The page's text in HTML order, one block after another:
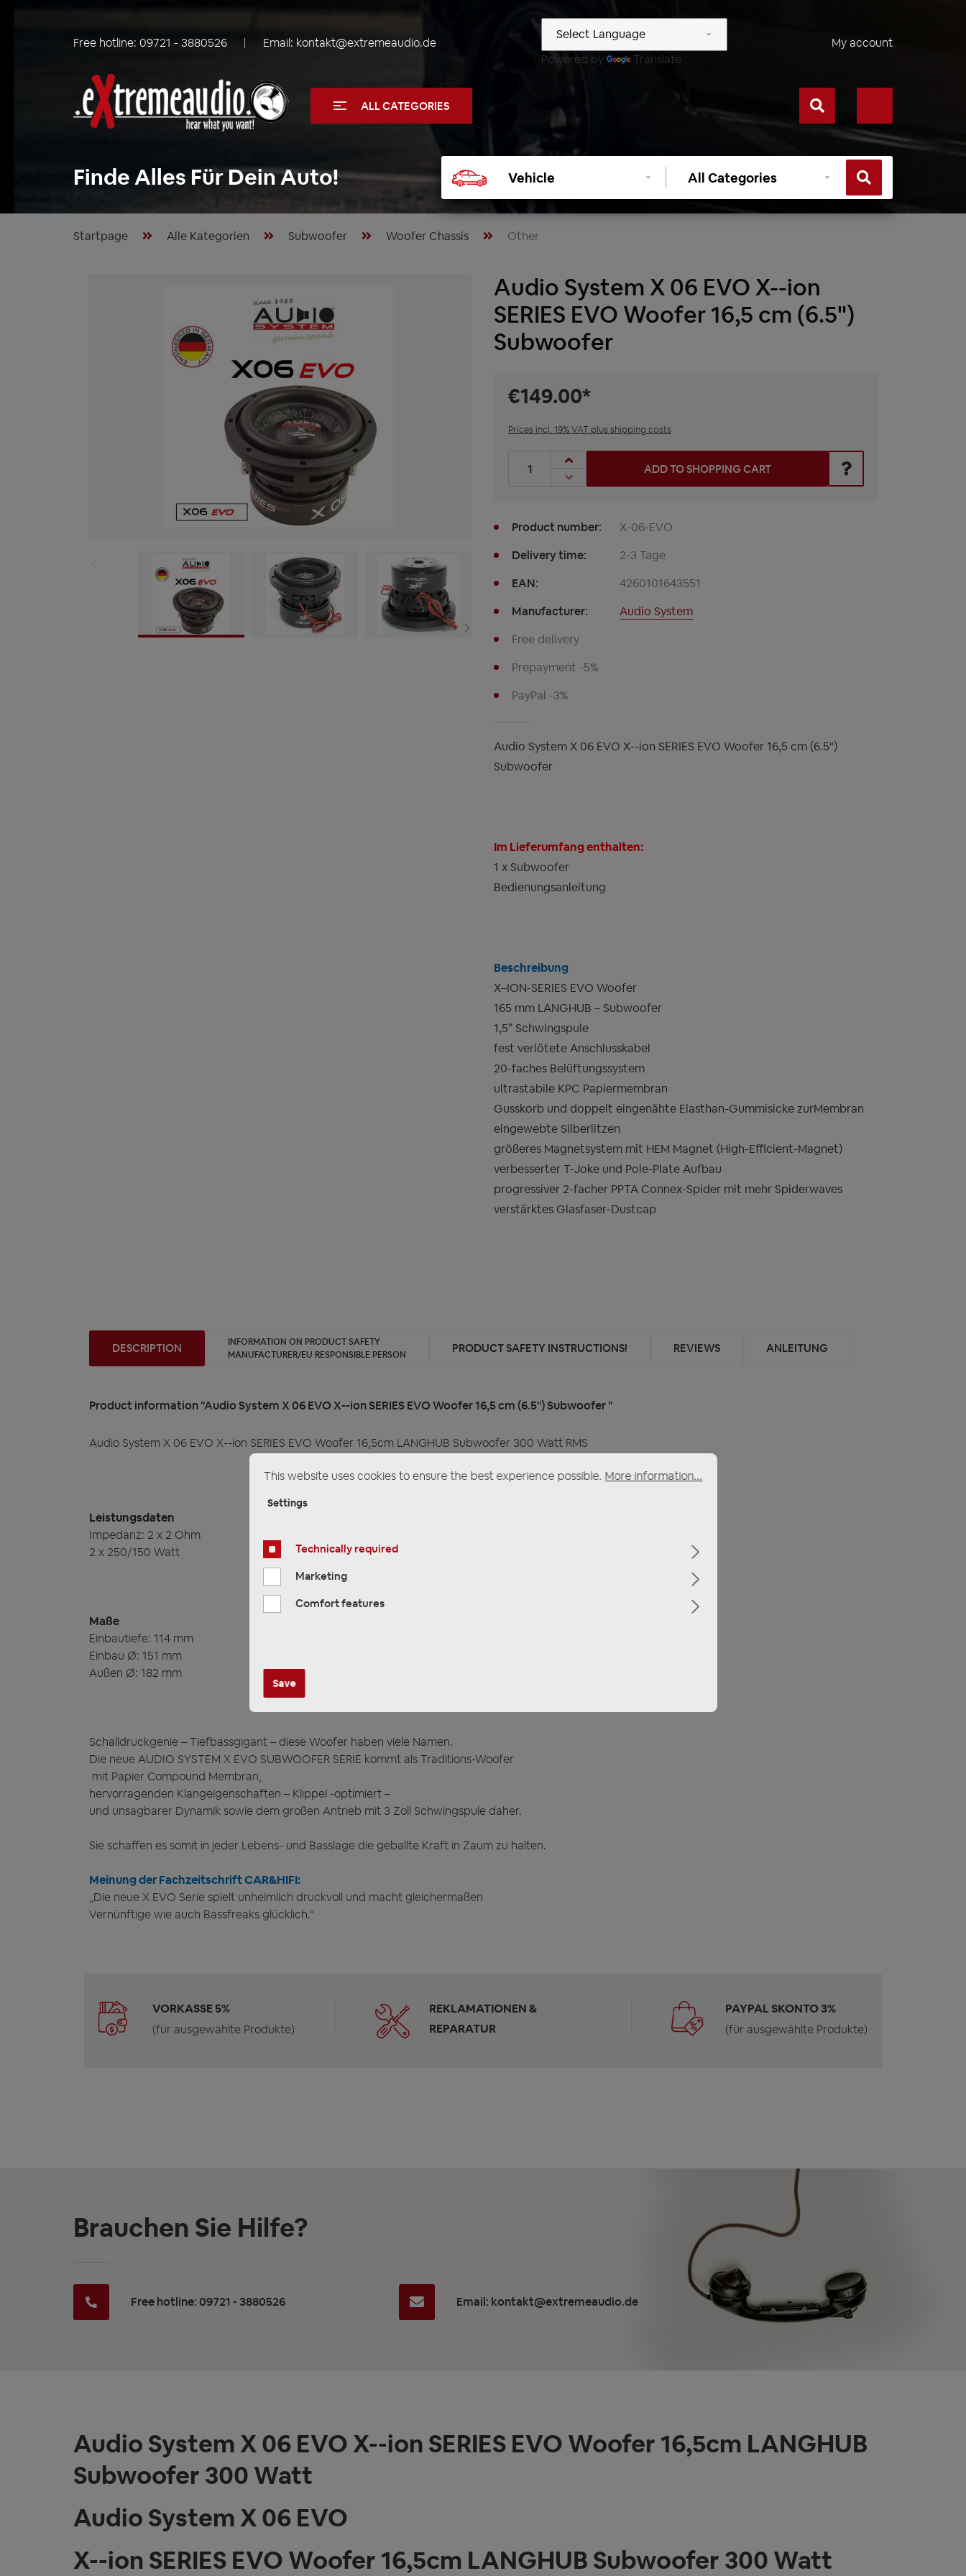
Free hotline: 09721 - 3880526 Email: kontakt@extremeaudio.de
Powered by
Translate
My account
ALL CATEGORIES
Finde Alles Für Dein Auto!
vehicle
Select
category
Startpage Alle Kategorien Subwoofer Woofer Chassis Other
Audio System X 06 EVO X--ion
SERIES EVO Woofer 16,5 cm (6.5")
Subwoofer
€149.00*
Prices incl. 19% VAT plus shipping costs
Product Quantity: Enter the desired amount or use the buttons to increase or decrease
ADD TO SHOPPING CART
Product number:
X-06-EVO
Delivery time:
2-3 Tage
EAN:
4260101643551
Manufacturer:
Audio System
Free delivery
Prepayment -5%
PayPal -3%
Audio System X 06 EVO X--ion SERIES EVO Woofer 16,5 cm (6.5")
Subwoofer
Im Lieferumfang enthalten:
1 x Subwoofer
Bedienungsanleitung
Beschreibung
X–ION-SERIES EVO Woofer
165 mm LANGHUB – Subwoofer
1,5″ Schwingspule
fest verlötete Anschlusskabel
20-faches Belüftungssystem
ultrastabile KPC Papiermembran
Gusskorb und doppelt eingenähte Elasthan-Gummisicke zurMembran
eingewebte Silberlitzen
größeres Magnetsystem mit HEM Magnet (High-Efficient-Magnet)
verbesserter T-Joke und Pole-Plate Aufbau
progressiver 2-facher PPTA Connex-Spider mit mehr Spiderwaves
verstärktes Glasfaser-Dustcap
DESCRIPTION
INFORMATION ON PRODUCT SAFETY
MANUFACTURER/EU RESPONSIBLE PERSON
PRODUCT SAFETY INSTRUCTIONS! REVIEWS ANLEITUNG
Product information "Audio System X 06 EVO X--ion SERIES EVO Woofer 16,5 cm (6.5") Subwoofer "
Audio System X 06 EVO X--ion SERIES EVO Woofer 16,5cm LANGHUB Subwoofer 300 Watt RMS
Leistungsdaten
Impedanz: 2 x 2 Ohm
2 x 250/150 Watt
Maße
Einbautiefe: 114 mm
Einbau Ø: 151 mm
Außen Ø: 182 mm
Schalldruckgenie – Tiefbassgigant – diese Woofer haben viele Namen.
Die neue AUDIO SYSTEM X EVO SUBWOOFER SERIE kommt als Traditions-Woofer
mit Papier Compound Membran,
hervorragenden Klangeigenschaften – Klippel -optimiert –
und unsagbarer Dynamik sowie dem großen Antrieb mit 3 Zoll Schwingspule daher.
Sie schaffen es somit in jeder Lebens- und Basslage die geballte Kraft in Zaum zu halten.
Meinung der Fachzeitschrift CAR&HIFI:
„Die neue X EVO Serie spielt unheimlich druckvoll und macht gleichermaßen
Vernünftige wie auch Bassfreaks glücklich.“
VORKASSE 5%
(für ausgewählte Produkte)
REKLAMATIONEN &
REPARATUR
PAYPAL SKONTO 3%
(für ausgewählte Produkte)
Brauchen Sie Hilfe?
Free hotline: 09721 - 3880526 Email: kontakt@extremeaudio.de
Audio System X 06 EVO X--ion SERIES EVO Woofer 16,5cm LANGHUB
Subwoofer 300 Watt
Audio System X 06 EVO
X--ion SERIES EVO Woofer 16,5cm LANGHUB Subwoofer 300 Watt
This website uses cookies to ensure the best experience possible. More information...
Settings
Technically required
Marketing
Comfort features
Save